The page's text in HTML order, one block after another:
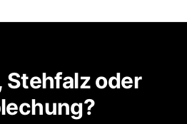
Stehfalz oder